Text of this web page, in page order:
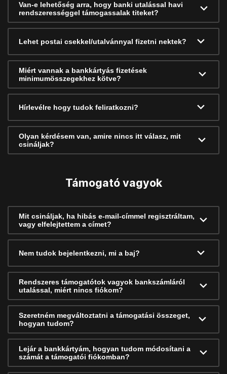
Van-e lehetőség arra, hogy banki utalással havi
rendszerességgel támogassalak titeket?
Lehet postai csekkel/utalvánnyal fizetni nektek?
Miért vannak a bankkártyás fizetések
minimumösszegekhez kötve?
Hírlevélre hogy tudok feliratkozni?
Olyan kérdésem van, amire nincs itt válasz, mit
csináljak?
Támogató vagyok
Mit csináljak, ha hibás e-mail-címmel regisztráltam,
vagy elfelejtettem a címet?
Nem tudok bejelentkezni, mi a baj?
Rendszeres támogatótok vagyok bankszámláról
utalással, miért nincs fiókom?
Szeretném megváltoztatni a támogatási összeget,
hogyan tudom?
Lejár a bankkártyám, hogyan tudom módosítani a
számát a támogatói fiókomban?